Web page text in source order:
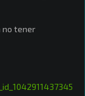
no tener